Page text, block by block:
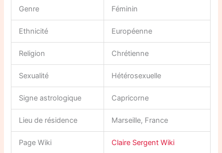
Genre Féminin
Ethnicité Européenne
Religion Chrétienne
Sexualité Hétérosexuelle
Signe astrologique Capricorne
Lieu de résidence Marseille, France
Page Wiki Claire Sergent Wiki